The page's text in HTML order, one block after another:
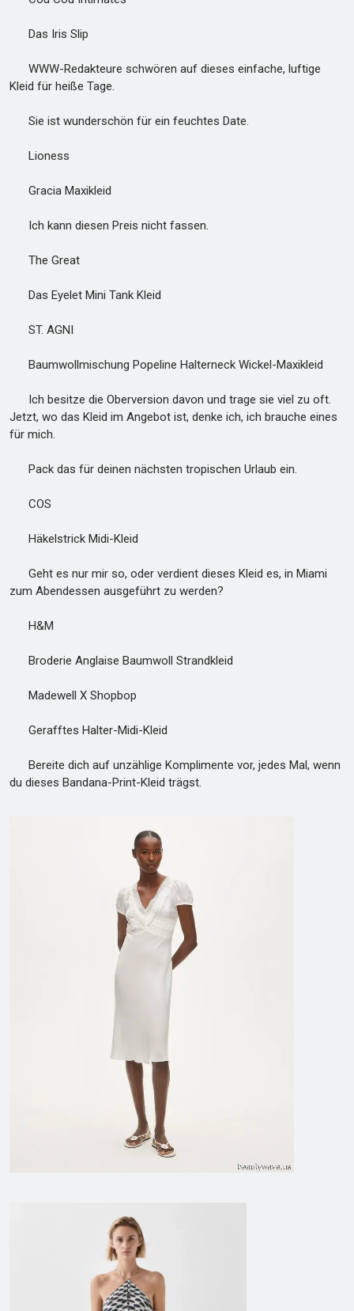
Das Iris Slip
WWW-Redakteure schwören auf dieses einfache, luftige
Kleid für heiße Tage.
Sie ist wunderschön für ein feuchtes Date.
Lioness
Gracia Maxikleid
Ich kann diesen Preis nicht fassen.
The Great
Das Eyelet Mini Tank Kleid
ST. AGNI
Baumwollmischung Popeline Halterneck Wickel-Maxikleid
Ich besitze die Oberversion davon und trage sie viel zu oft.
Jetzt, wo das Kleid im Angebot ist, denke ich, ich brauche eines
für mich.
Pack das für deinen nächsten tropischen Urlaub ein.
COS
Häkelstrick Midi-Kleid
Geht es nur mir so, oder verdient dieses Kleid es, in Miami
zum Abendessen ausgeführt zu werden?
H&M
Broderie Anglaise Baumwoll Strandkleid
Madewell X Shopbop
Gerafftes Halter-Midi-Kleid
Bereite dich auf unzählige Komplimente vor, jedes Mal, wenn
du dieses Bandana-Print-Kleid trägst.